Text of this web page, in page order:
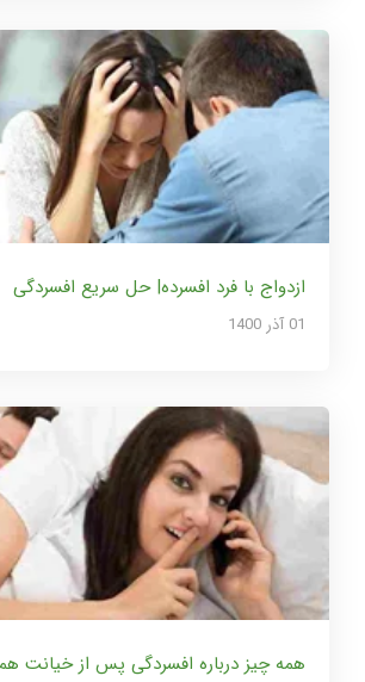
ازدواج با فرد افسرده| حل سریع افسردگی
01 آذر 1400
همه چیز درباره افسردگی پس از خیانت